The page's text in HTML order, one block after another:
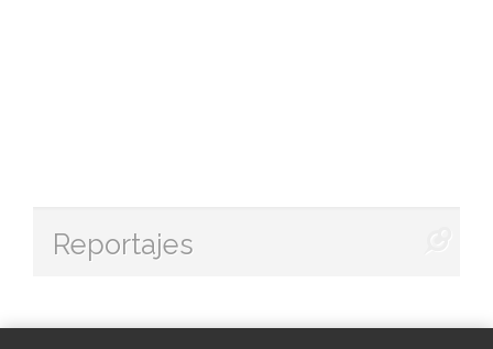
Reportajes